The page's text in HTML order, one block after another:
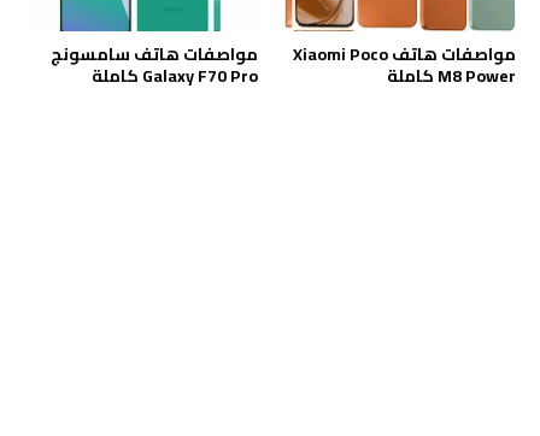
مواصفات هاتف Xiaomi Poco
M8 Power كاملة
مواصفات هاتف سامسونج
Galaxy F70 Pro كاملة